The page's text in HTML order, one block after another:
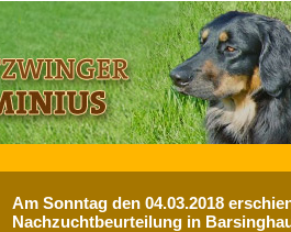
Am Sonntag den 04.03.2018
Nachzuchtbeurteilung in